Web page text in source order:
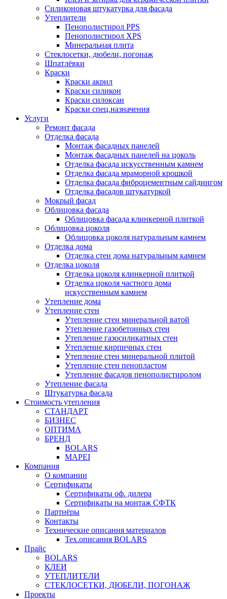
Силиконовая штукатурка для фасада
Утеплители
Пенополистирол PPS
Пенополистирол XPS
Минеральная плита
Стеклосетки, дюбели, погонаж
Шпатлёвки
Краски
Краски акрил
Краски силикон
Краски силоксан
Краски спец.назначения
Услуги
Ремонт фасада
Отделка фасада
Монтаж фасадных панелей
Монтаж фасадных панелей на цоколь
Отделка фасада искусственным камнем
Отделка фасада мраморной крошкой
Отделка фасада фиброцементным сайдингом
Отделка фасадов штукатуркой
Мокрый фасад
Облицовка фасада
Облицовка фасада клинкерной плиткой
Облицовка цоколя
Облицовка цоколя натуральным камнем
Отделка дома
Отделка стен дома натуральным камнем
Отделка цоколя
Отделка цоколя клинкерной плиткой
Отделка цоколя частного дома
искусственным камнем
Утепление дома
Утепление стен
Утепление стен минеральной ватой
Утепление газобетонных стен
Утепление газосиликатных стен
Утепление кирпичных стен
Утепление стен минеральной плитой
Утепление стен пенопластом
Утепление фасадов пенополистиролом
Утепление фасада
Штукатурка фасада
Стоимость утепления
СТАНДАРТ
БИЗНЕС
ОПТИМА
БРЕНД
BOLARS
MAPEI
Компания
О компании
Сертификаты
Сертификаты оф. дилера
Сертификаты на монтаж СФТК
Партнёры
Контакты
Технические описания материалов
Тех.описания BOLARS
Прайс
BOLARS
КЛЕИ
УТЕПЛИТЕЛИ
СТЕКЛОСЕТКИ, ДЮБЕЛИ, ПОГОНАЖ
Проекты